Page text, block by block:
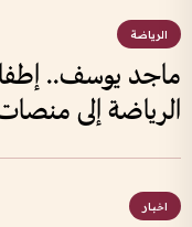
الرياضة
ماجد يوسف..
الرياضة إلى
اخبار